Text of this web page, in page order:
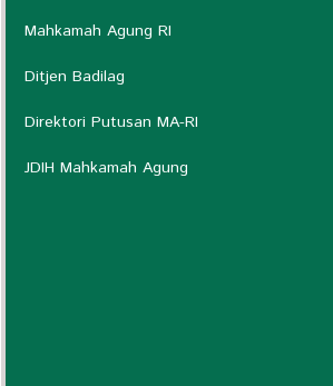
Mahkamah Agung RI
Ditjen Badilag
Direktori Putusan MA-RI
JDIH Mahkamah Agung